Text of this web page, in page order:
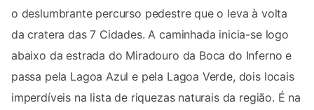
o deslumbrante percurso pedestre que o leva à volta
da cratera das 7 Cidades. A caminhada inicia-se logo
abaixo da estrada do Miradouro da Boca do Inferno e
passa pela Lagoa Azul e pela Lagoa Verde, dois locais
imperdíveis na lista de riquezas naturais da região. É na